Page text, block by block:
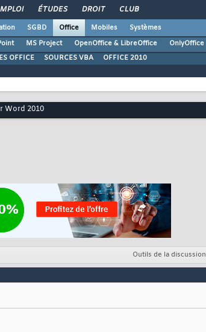
ÉTUDES DROIT CLUB
SGBD Office Mobiles
Systèmes
MS Project OpenOffice & LibreOffice
OnlyOffice
OFFICE SOURCES VBA OFFICE 2010
Word 2010
Outils de la discussion